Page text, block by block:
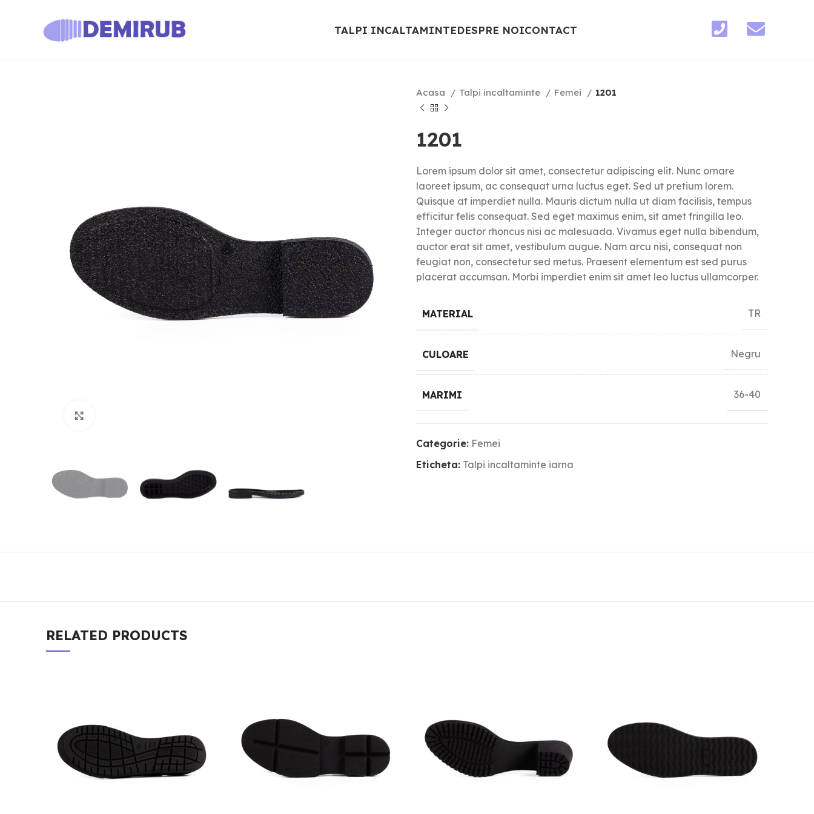
TALPI INCALTAMINTEDESPRE NOICONTACT
Acasa Talpi incaltaminte Femei 1201
1201
Lorem ipsum dolor sit amet, consectetur adipiscing elit. Nunc ornare
laoreet ipsum, ac consequat urna luctus eget. Sed ut pretium lorem.
Quisque at imperdiet nulla. Mauris dictum nulla ut diam facilisis, tempus
efficitur felis consequat. Sed eget maximus enim, sit amet fringilla leo.
Integer auctor rhoncus nisi ac malesuada. Vivamus eget nulla bibendum,
auctor erat sit amet, vestibulum augue. Nam arcu nisi, consequat non
feugiat non, consectetur sed metus. Praesent elementum est sed purus
placerat accumsan. Morbi imperdiet enim sit amet leo luctus ullamcorper.
MATERIAL TR
CULOARE Negru
MARIMI 36-40
Categorie: Femei
Eticheta: Talpi incaltaminte iarna
RELATED PRODUCTS